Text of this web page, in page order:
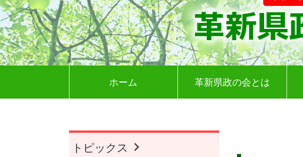
ホーム 革新県政の会とは
トピックス